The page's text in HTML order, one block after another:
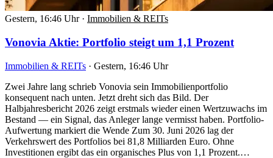
Gestern, 16:46 Uhr · Immobilien & REITs
Vonovia Aktie: Portfolio steigt um 1,1 Prozent
Immobilien & REITs · Gestern, 16:46 Uhr
Zwei Jahre lang schrieb Vonovia sein Immobilienportfolio
konsequent nach unten. Jetzt dreht sich das Bild. Der
Halbjahresbericht 2026 zeigt erstmals wieder einen Wertzuwachs im
Bestand — ein Signal, das Anleger lange vermisst haben. Portfolio-
Aufwertung markiert die Wende Zum 30. Juni 2026 lag der
Verkehrswert des Portfolios bei 81,8 Milliarden Euro. Ohne
Investitionen ergibt das ein organisches Plus von 1,1 Prozent.…